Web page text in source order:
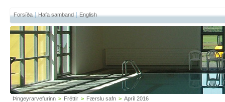
Forsíða Hafa samband English
Þingeyrarvefurinn > Fréttir > Færslu safn > Apríl 2016